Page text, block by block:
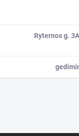
Ryternos g.